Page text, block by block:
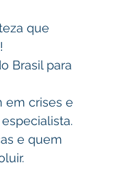
que
Brasil para
em crises e
e quem